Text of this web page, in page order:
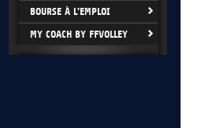
BOURSE À L'EMPLOI
MY COACH BY FFVOLLEY